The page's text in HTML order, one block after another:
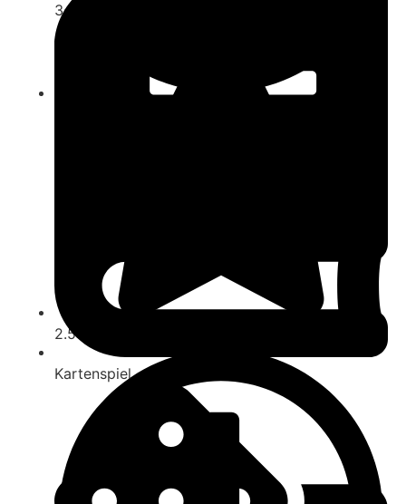
3-7
2.5
Kartenspiel